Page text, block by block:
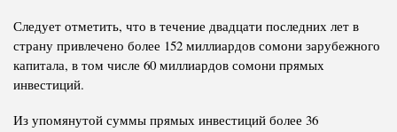
Следует отметить, что в течение двадцати последних лет в
страну привлечено более 152 миллиардов сомони зарубежного
капитала, в том числе 60 миллиардов сомони прямых
инвестиций.
Из упомянутой суммы прямых инвестиций более 36